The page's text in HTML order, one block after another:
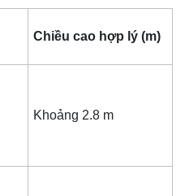
Chiều cao hợp lý (m)
Khoảng 2.8 m